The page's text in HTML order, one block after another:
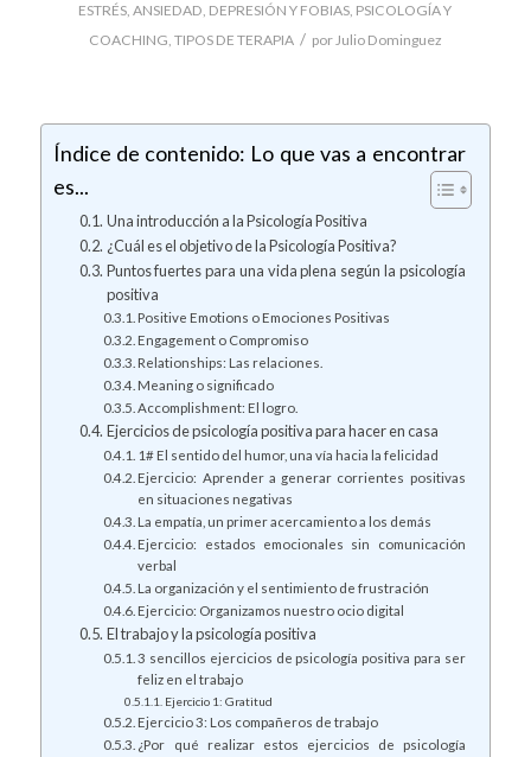
ESTRÉS, ANSIEDAD, DEPRESIÓN Y FOBIAS, PSICOLOGÍA Y
COACHING, TIPOS DE TERAPIA / porJulio Dominguez
Índice de contenido: Lo que vas a encontrar
es...
Una introducción a la Psicología Positiva
¿Cuál es el objetivo de la Psicología Positiva?
Puntos fuertes para una vida plena según la psicología
positiva
Positive Emotions o Emociones Positivas
Engagement o Compromiso
Relationships: Las relaciones.
Meaning o significado
Accomplishment: El logro.
Ejercicios de psicología positiva para hacer en casa
1# El sentido del humor, una vía hacia la felicidad
Ejercicio: Aprender a generar corrientes positivas
en situaciones negativas
La empatía, un primer acercamiento a los demás
Ejercicio: estados emocionales sin comunicación
verbal
La organización y el sentimiento de frustración
Ejercicio: Organizamos nuestro ocio digital
El trabajo y la psicología positiva
3 sencillos ejercicios de psicología positiva para ser
feliz en el trabajo
Ejercicio 1: Gratitud
Ejercicio 3: Los compañeros de trabajo
¿Por qué realizar estos ejercicios de psicología